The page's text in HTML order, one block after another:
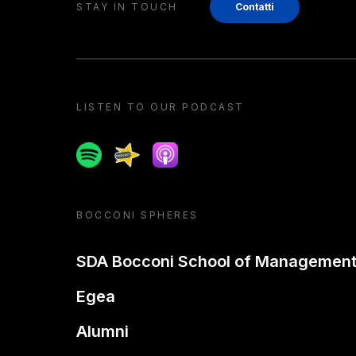
STAY IN TOUCH Contatti
LISTEN TO OUR PODCAST
SpotifySpreakerApple podcast
BOCCONI SPHERES
SDA Bocconi School of Management
Egea
Alumni